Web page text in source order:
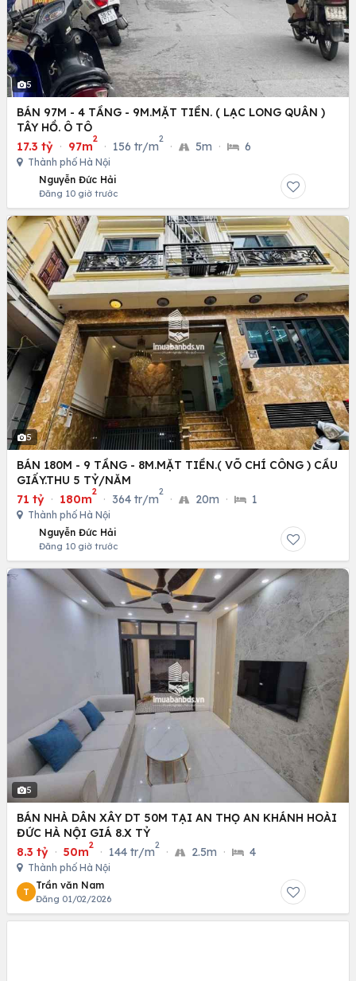
5
BÁN 97M - 4 TẦNG - 9M.MẶT TIỀN. ( LẠC LONG QUÂN )
TÂY HỒ. Ô TÔ
17.3 tỷ · 97m
2
· 156 tr/m
2
· 5m · 6
Thành phố Hà Nội
Nguyễn Đức Hải
Đăng 10 giờ trước
5
BÁN 180M - 9 TẦNG - 8M.MẶT TIỀN.( VÕ CHÍ CÔNG ) CẦU
GIẤY.THU 5 TỶ/NĂM
71 tỷ · 180m
2
· 364 tr/m
2
· 20m · 1
Thành phố Hà Nội
Nguyễn Đức Hải
Đăng 10 giờ trước
5
BÁN NHÀ DÂN XÂY DT 50M TẠI AN THỌ AN KHÁNH HOÀI
ĐỨC HÀ NỘI GIÁ 8.X TỶ
8.3 tỷ · 50m
2
· 144 tr/m
2
· 2.5m · 4
Thành phố Hà Nội
T
Trần văn Nam
Đăng 01/02/2026